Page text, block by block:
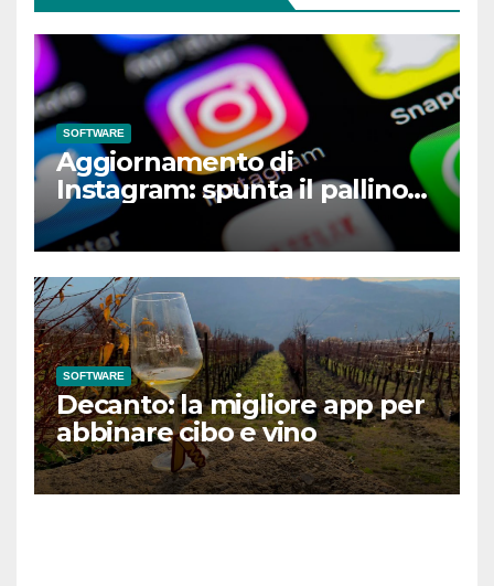
SOFTWARE
Aggiornamento di
Instagram: spunta il pallino
verde
SOFTWARE
Decanto: la migliore app per
abbinare cibo e vino